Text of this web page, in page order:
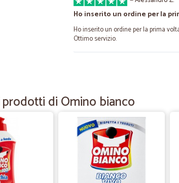
Ho inserito un ordine per la
Ho inserito un ordine per la prima
Ottimo servizio.
Qualità e prezzo mi fanno dare 4 stelle
—
Ottimo
Arrivato in tempi brevi..pacco ben
di Omino bianco